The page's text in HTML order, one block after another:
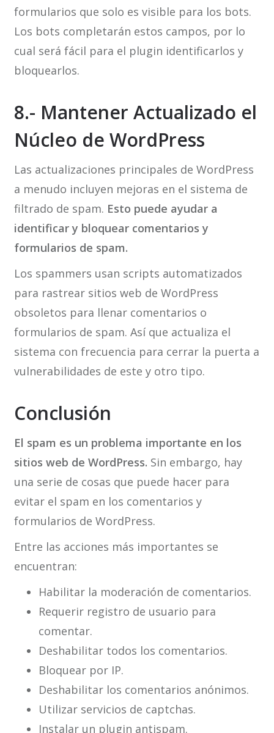
formularios que solo es visible para los bots.
Los bots completarán estos campos, por lo
cual será fácil para el plugin identificarlos y
bloquearlos.
8.- Mantener Actualizado el
Núcleo de WordPress
Las actualizaciones principales de WordPress
a menudo incluyen mejoras en el sistema de
filtrado de spam. Esto puede ayudar a
identificar y bloquear comentarios y
formularios de spam.
Los spammers usan scripts automatizados
para rastrear sitios web de WordPress
obsoletos para llenar comentarios o
formularios de spam. Así que actualiza el
sistema con frecuencia para cerrar la puerta a
vulnerabilidades de este y otro tipo.
Conclusión
El spam es un problema importante en los
sitios web de WordPress. Sin embargo, hay
una serie de cosas que puede hacer para
evitar el spam en los comentarios y
formularios de WordPress.
Entre las acciones más importantes se
encuentran:
Habilitar la moderación de comentarios.
Requerir registro de usuario para
comentar.
Deshabilitar todos los comentarios.
Bloquear por IP.
Deshabilitar los comentarios anónimos.
Utilizar servicios de captchas.
Instalar un plugin antispam.